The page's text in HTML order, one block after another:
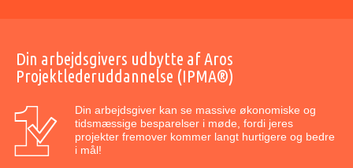
Din arbejdsgivers udbytte af Aros
Projektlederuddannelse (IPMA®)
Din arbejdsgiver kan se massive økonomiske og
tidsmæssige besparelser i møde, fordi jeres
projekter fremover kommer langt hurtigere og bedre
i mål!